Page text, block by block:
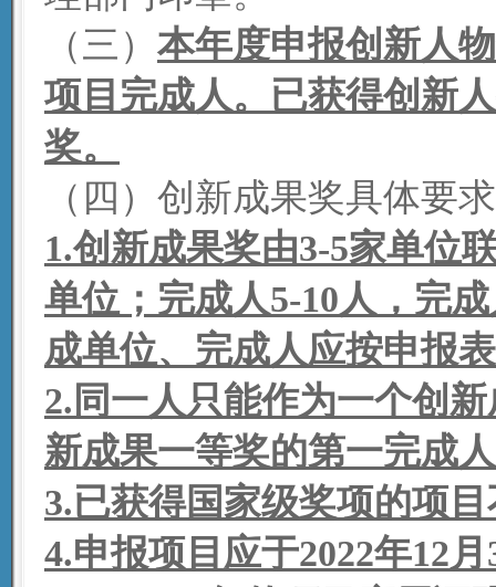
（三） 本年度申报创新人
项目完成人。已获得创新
奖。
（四）创新成果奖具体要
1.创新成果奖由3-5家单位
单位；完成人5-10人，完
成单位、完成人应按申报
2. 同一人只能作为一个创
新成果一等奖的第一完成
3.已获得国家级奖项的项
4.申报项目应于2022年12